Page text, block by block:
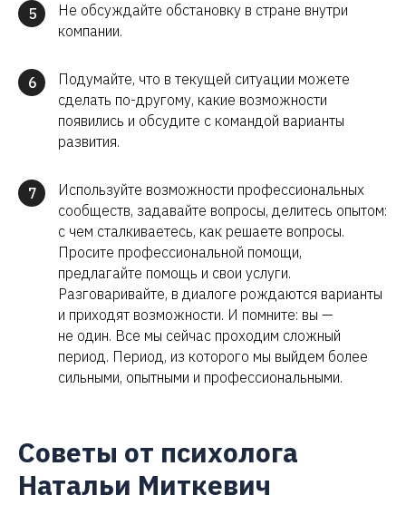
5
Не обсуждайте обстановку в стране внутри
компании.
6
Подумайте, что в текущей ситуации можете
сделать по-другому, какие возможности
появились и обсудите с командой варианты
развития.
7
Используйте возможности профессиональных
сообществ, задавайте вопросы, делитесь опытом:
с чем сталкиваетесь, как решаете вопросы.
Просите профессиональной помощи,
предлагайте помощь и свои услуги.
Разговаривайте, в диалоге рождаются варианты
и приходят возможности. И помните: вы —
не один. Все мы сейчас проходим сложный
период. Период, из которого мы выйдем более
сильными, опытными и профессиональными.
Советы от психолога
Натальи Миткевич